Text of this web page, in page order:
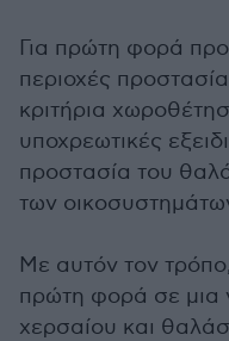
Για πρώτη φορά
περιοχές
κριτήρια
υποχρεωτικές
προστασία του
των
Με αυτόν τον
πρώτη φορά σε μια
χερσαίου και